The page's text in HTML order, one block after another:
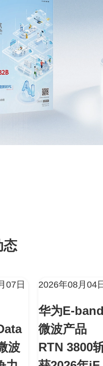
态
07日
波
2026年08月04
华为E-
微波产品
RTN 3800